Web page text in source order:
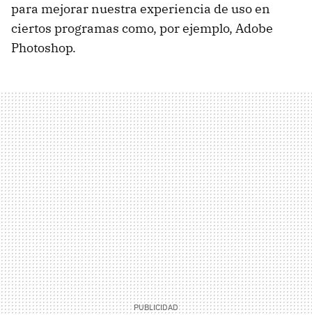
para mejorar nuestra experiencia de uso en
ciertos programas como, por ejemplo, Adobe
Photoshop.